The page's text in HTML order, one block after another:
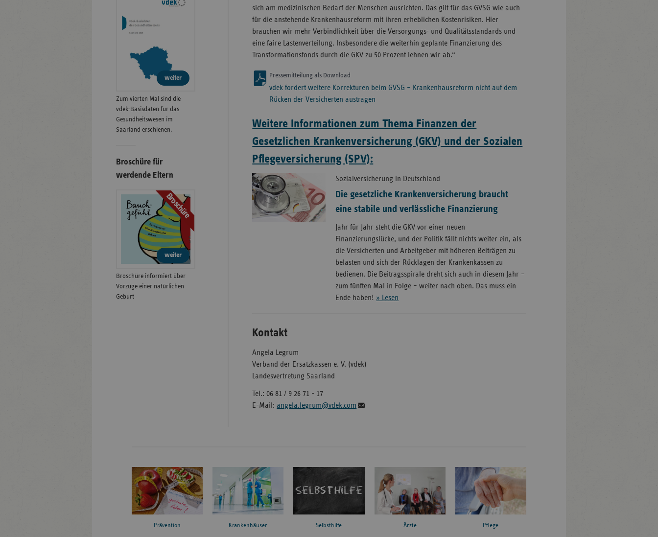
sich am medizinischen Bedarf der Menschen ausrichten. Das gilt für das GVSG wie auch
für die anstehende Krankenhausreform mit ihren erheblichen Kostenrisiken. Hier
brauchen wir mehr Verbindlichkeit über die Versorgungs- und Qualitätsstandards und
eine faire Lastenverteilung. Insbesondere die weiterhin geplante Finanzierung des
Transformationsfonds durch die GKV zu 50 Prozent lehnen wir ab.“
Pressemitteilung als Download
vdek fordert weitere Korrekturen beim GVSG – Krankenhausreform nicht auf dem
Rücken der Versicherten austragen
Weitere Informationen zum Thema Finanzen der
Gesetzlichen Krankenversicherung (GKV) und der Sozialen
Pflegeversicherung (SPV):
Sozialversicherung in Deutschland
Die gesetzliche Krankenversicherung braucht
eine stabile und verlässliche Finanzierung
Jahr für Jahr steht die GKV vor einer neuen
Finanzierungslücke, und der Politik fällt nichts weiter ein, als
die Versicherten und Arbeitgeber mit höheren Beiträgen zu
belasten und sich der Rücklagen der Krankenkassen zu
bedienen. Die Beitragsspirale dreht sich auch in diesem Jahr –
zum fünften Mal in Folge – weiter nach oben. Das muss ein
Ende haben! » Lesen
Kontakt
Angela Legrum
Verband der Ersatzkassen e. V. (vdek)
Landesvertretung Saarland
Tel.: 06 81 / 9 26 71 - 17
E-Mail: angela.legrum@vdek.com
weiter
Zum vierten Mal sind die
vdek-Basisdaten für das
Gesundheitswesen im
Saarland erschienen.
Broschüre für
werdende Eltern
Broschüre
weiter
Broschüre informiert über
Vorzüge einer natürlichen
Geburt
Prävention Krankenhäuser Selbsthilfe Ärzte Pflege